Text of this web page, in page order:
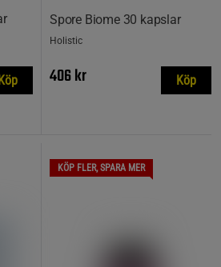
Spore Biome 30 kapslar
Holistic
406 kr Köp
KÖP FLER, SPARA MER